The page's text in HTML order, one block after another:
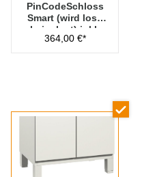
PinCodeSchloss
Smart (wird lose
beigelegt) inkl.
Managementschl
üssel
364,00 €*